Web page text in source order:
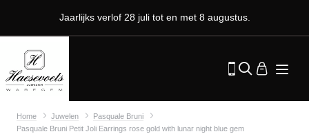
Jaarlijks verlof 28 juli tot en met 8 augustus.
Home Juwelen
Pasquale Bruni
Pasquale Bruni Petit Joli Earrings rose gold with lunar night blue gem